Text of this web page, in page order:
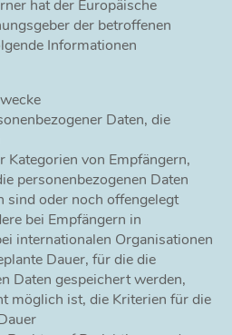
hat der Europäische
der betroffenen
Informationen
Daten, die
Kategorien von Empfängern,
personenbezogenen Daten
sind oder noch offengelegt
bei Empfängern in
internationalen Organisationen
Dauer, für die die
Daten gespeichert werden,
möglich ist, die Kriterien für die